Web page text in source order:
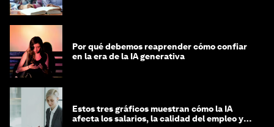
Por qué debemos reaprender cómo confiar
en la era de la IA generativa
Estos tres gráficos muestran cómo la IA
afecta los salarios, la calidad del empleo y